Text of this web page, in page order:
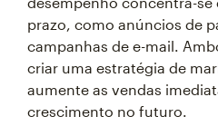
prazo, como anúncios de
campanhas de e-mail.
criar uma estratégia de
aumente as vendas
crescimento no futuro.